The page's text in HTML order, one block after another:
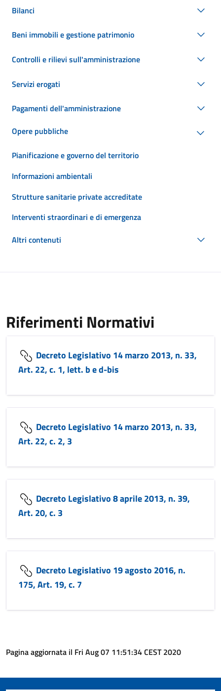
Bilanci
Beni immobili e gestione patrimonio
Controlli e rilievi sull'amministrazione
Servizi erogati
Pagamenti dell'amministrazione
Opere pubbliche
Pianificazione e governo del territorio
Informazioni ambientali
Strutture sanitarie private accreditate
Interventi straordinari e di emergenza
Altri contenuti
Riferimenti Normativi
Decreto Legislativo 14 marzo 2013, n. 33,
Art. 22, c. 1, lett. b e d-bis
Decreto Legislativo 14 marzo 2013, n. 33,
Art. 22, c. 2, 3
Decreto Legislativo 8 aprile 2013, n. 39,
Art. 20, c. 3
Decreto Legislativo 19 agosto 2016, n.
175, Art. 19, c. 7
Pagina aggiornata il Fri Aug 07 11:51:34 CEST 2020